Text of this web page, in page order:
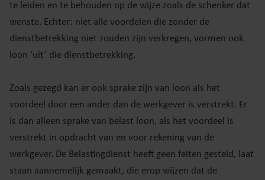
te leiden en te behouden op de wijze zoals de schenker dat
wenste. Echter: niet alle voordelen die zonder de
dienstbetrekking niet zouden zijn verkregen, vormen ook
loon ‘uit’ die dienstbetrekking.
Zoals gezegd kan er ook sprake zijn van loon als het
voordeel door een ander dan de werkgever is verstrekt. Er
is dan alleen sprake van belast loon, als het voordeel is
verstrekt in opdracht van en voor rekening van de
werkgever. De Belastingdienst heeft geen feiten gesteld, laat
staan aannemelijk gemaakt, die erop wijzen dat de